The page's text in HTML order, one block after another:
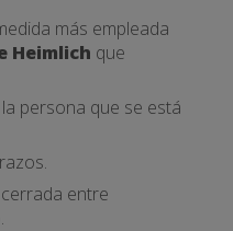
más empleada
Heimlich que
persona que se está
entre